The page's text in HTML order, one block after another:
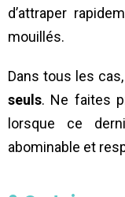
d’attraper
mouillés.
Dans tous les cas,
seuls. Ne faites
lorsque ce
abominable et